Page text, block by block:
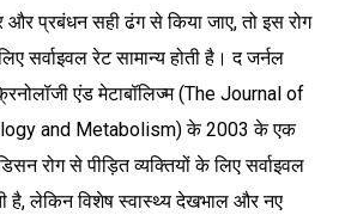
और प्रबंधन सही ढंग से किया जाए, तो इस रोग
सर्वाइवल रेट सामान्य होती है। द जर्नल
एंड मेटाबॉलिज्म (The Journal of
and Metabolism) के 2003 के एक
रोग से पीड़ित व्यक्तियों के लिए सर्वाइवल
है, लेकिन विशेष स्वास्थ्य देखभाल और नए